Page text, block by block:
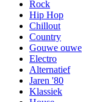
Rock
Hip Hop
Chillout
Country
Gouwe ouwe
Electro
Alternatief
Jaren '80
Klassiek